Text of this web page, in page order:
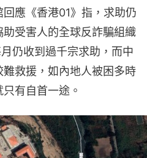
應《香港01》指，求助仍
受害人的全球反詐騙組織
月仍收到過千宗求助，而中
救援，如內地人被困多時
有自首一途。